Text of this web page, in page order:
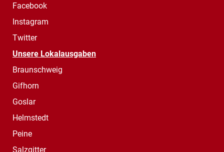
Facebook
Instagram
Twitter
Unsere Lokalausgaben
Braunschweig
Gifhorn
Goslar
Helmstedt
Peine
Salzgitter